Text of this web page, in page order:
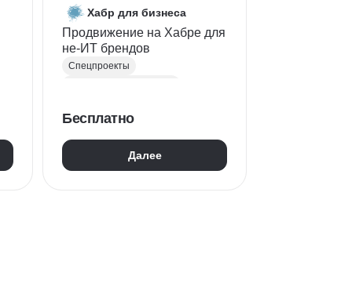
Хабр для бизнеса
Продвижение на Хабре для
не-ИТ брендов
Спецпроекты
Маркетинговые кампании
Бренд-менеджмент
Контент маркетинг
Бесплатно
Далее